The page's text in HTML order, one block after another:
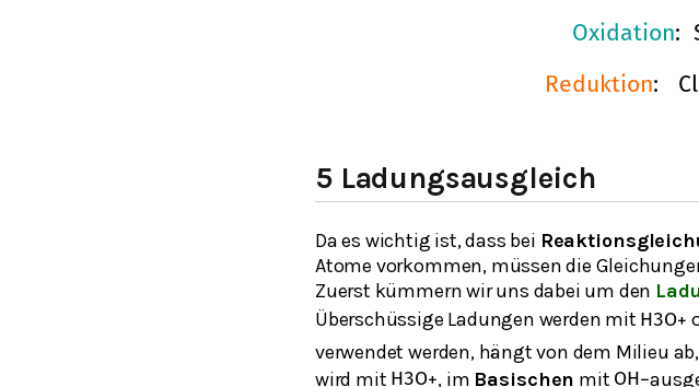
Oxid ation:
Red u ktion: Cl
5 Ladungsausgleich
Da es wichtig ist, dass bei
Atome vorkommen, müssen die
Zuerst kümmern wir uns dabei um den
Überschüssige Ladungen werden mit H3O+
verwendet werden, hängt von dem Milieu
wird mit H3O+, im Basischen mit OH −